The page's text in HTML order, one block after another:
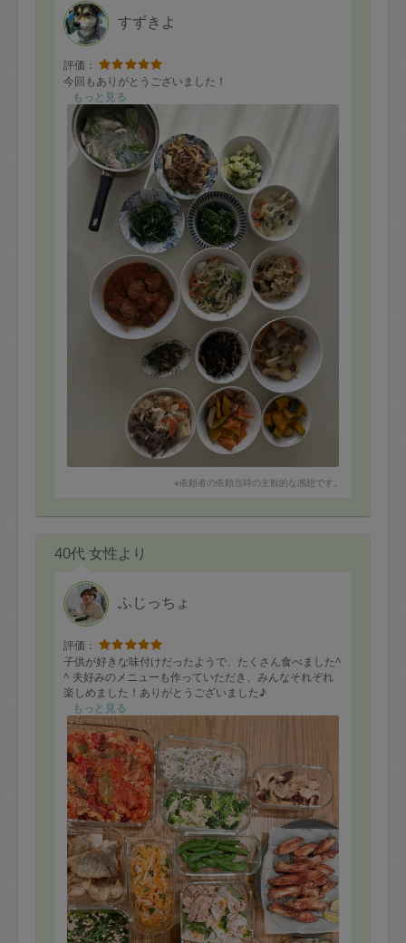
すずきよ
評価：
今回もありがとうございました！
もっと見る
※依頼者の依頼当時の主観的な感想です。
40代 女性より
ふじっちょ
評価：
子供が好きな味付けだったようで、たくさん食べました^
^ 夫好みのメニューも作っていただき、みんなそれぞれ
楽しめました！ありがとうございました♪
もっと見る